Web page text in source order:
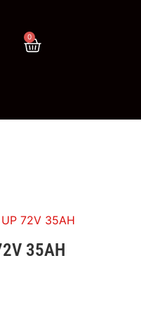
0
UP 72V 35AH
35AH